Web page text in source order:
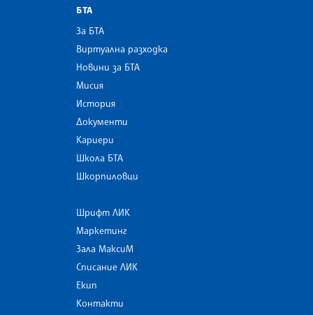
БТА
За БТА
Виртуална разходка
Новини за БТА
Мисия
История
Документи
Кариери
Школа БТА
Шкорпиловци
Шрифт ЛИК
Маркетинг
Зала МаксиМ
Списание ЛИК
Екип
Контакти